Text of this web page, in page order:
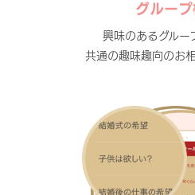
グルー
興味のあるグルー
共通の趣味趣向のお相